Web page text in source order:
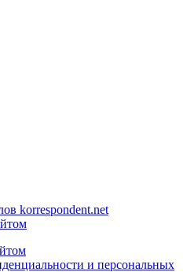
korrespondent.net
и персональных